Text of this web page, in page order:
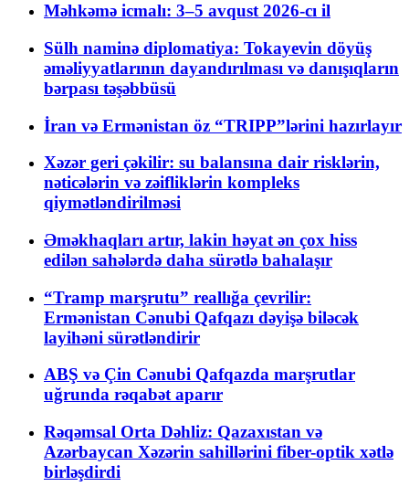
Məhkəmə icmalı: 3–5 avqust 2026-cı il
Sülh naminə diplomatiya: Tokayevin döyüş
əməliyyatlarının dayandırılması və danışıqların
bərpası təşəbbüsü
İran və Ermənistan öz “TRIPP”lərini hazırlayır
Xəzər geri çəkilir: su balansına dair risklərin,
nəticələrin və zəifliklərin kompleks
qiymətləndirilməsi
Əməkhaqları artır, lakin həyat ən çox hiss
edilən sahələrdə daha sürətlə bahalaşır
“Tramp marşrutu” reallığa çevrilir:
Ermənistan Cənubi Qafqazı dəyişə biləcək
layihəni sürətləndirir
ABŞ və Çin Cənubi Qafqazda marşrutlar
uğrunda rəqabət aparır
Rəqəmsal Orta Dəhliz: Qazaxıstan və
Azərbaycan Xəzərin sahillərini fiber-optik xətlə
birləşdirdi